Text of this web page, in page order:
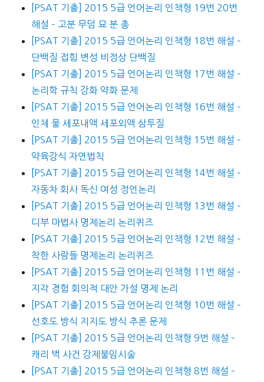
[PSAT 기출] 2015 5급 언어논리 인책형 19번 20번
해설 – 고분 무덤 묘 분 총
[PSAT 기출] 2015 5급 언어논리 인책형 18번 해설 –
단백질 접힘 변성 비정상 단백질
[PSAT 기출] 2015 5급 언어논리 인책형 17번 해설 –
논리학 규칙 강화 약화 문제
[PSAT 기출] 2015 5급 언어논리 인책형 16번 해설 –
인체 물 세포내액 세포외액 삼투질
[PSAT 기출] 2015 5급 언어논리 인책형 15번 해설 –
약육강식 자연법칙
[PSAT 기출] 2015 5급 언어논리 인책형 14번 해설 –
자동차 회사 독신 여성 정언논리
[PSAT 기출] 2015 5급 언어논리 인책형 13번 해설 –
디부 마법사 명제논리 논리퀴즈
[PSAT 기출] 2015 5급 언어논리 인책형 12번 해설 –
착한 사람들 명제논리 논리퀴즈
[PSAT 기출] 2015 5급 언어논리 인책형 11번 해설 –
지각 경험 회의적 대안 가설 명제 논리
[PSAT 기출] 2015 5급 언어논리 인책형 10번 해설 –
선호도 방식 지지도 방식 추론 문제
[PSAT 기출] 2015 5급 언어논리 인책형 9번 해설 –
캐리 벅 사건 강제불임시술
[PSAT 기출] 2015 5급 언어논리 인책형 8번 해설 –